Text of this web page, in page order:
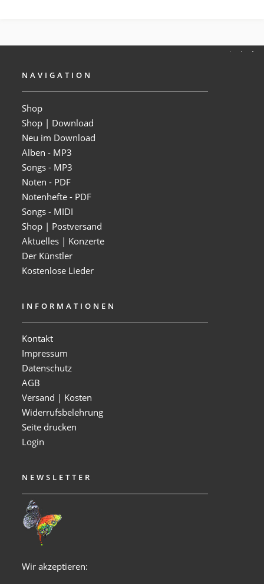
NAVIGATION
Shop
Shop | Download
Neu im Download
Alben - MP3
Songs - MP3
Noten - PDF
Notenhefte - PDF
Songs - MIDI
Shop | Postversand
Aktuelles | Konzerte
Der Künstler
Kostenlose Lieder
INFORMATIONEN
Kontakt
Impressum
Datenschutz
AGB
Versand | Kosten
Widerrufsbelehrung
Seite drucken
Login
NEWSLETTER
Wir akzeptieren: